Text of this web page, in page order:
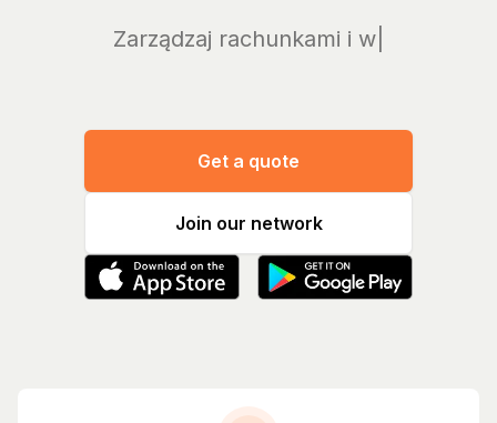
Zarządzaj rachunkami i wydatka
Get a quote
Join our network